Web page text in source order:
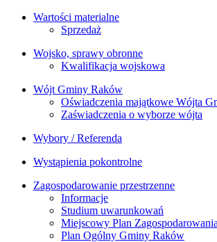
Wartości materialne
Sprzedaż
Wojsko, sprawy obronne
Kwalifikacja wojskowa
Wójt Gminy Raków
Oświadczenia majątkowe Wójta
Zaświadczenia o wyborze wójta
Wybory / Referenda
Wystąpienia pokontrolne
Zagospodarowanie przestrzenne
Informacje
Studium uwarunkowań
Miejscowy Plan
Plan Ogólny Gminy Raków